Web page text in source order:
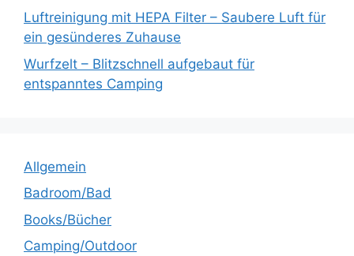
Luftreinigung mit HEPA Filter – Saubere Luft für
ein gesünderes Zuhause
Wurfzelt – Blitzschnell aufgebaut für
entspanntes Camping
Allgemein
Badroom/Bad
Books/Bücher
Camping/Outdoor